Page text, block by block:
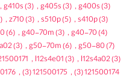
g400s(3)
,
g405s(3)
,
g410s(3)
,
s410p(3)
,
s510p(5)
,
z710(3)
,
g40-70(4)
,
g40-70m(3)
,
(6)
g50-80(7)
,
g50-70m(6)
,
(3)
l12s4a02(3)
,
l12s4e01(3)
,
121500174
(3)
,
121500175
(3)
,